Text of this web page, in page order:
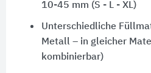
10-45 mm (S - L - XL)
Unterschiedliche
Metall – in gleicher
kombinierbar)